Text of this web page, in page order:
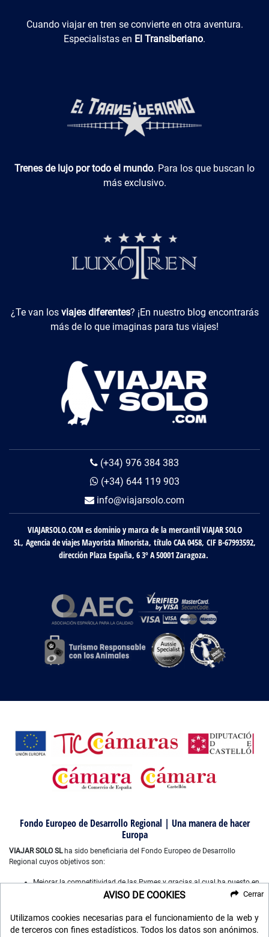
El Transiberiano
Cuando viajar en tren se convierte en otra aventura.
Especialistas en El Transiberiano.
Luxotren
Trenes de lujo por todo el mundo. Para los que buscan lo
más exclusivo.
Viajes Diferentes
¿Te van los viajes diferentes? ¡En nuestro blog encontrarás
más de lo que imaginas para tus viajes!
(+34) 976 384 383
(+34) 644 119 903
info@viajarsolo.com
VIAJARSOLO.COM es dominio y marca de la mercantil VIAJAR SOLO
SL, Agencia de viajes Mayorista Minorista, título CAA 0458, CIF B-67993592,
dirección Plaza España, 6 3º A 50001 Zaragoza.
Fondo Europeo de Desarrollo Regional | Una manera de hacer
Europa
VIAJAR SOLO SLha sido beneficiaria del Fondo Europeo de Desarrollo
Regional cuyos objetivos son:
Mejorar la competitividad de las Pymes y gracias al cual ha puesto en
marcha un Plan de Marketing Digital Internacional, con el objetivo de
año 2022-2023. Para ello ha contado con el apoyo del Programa
XPANDE DIGITAL de la Cámara de Comercio de Castellón”.
AVISO DE COOKIES
Utilizamos cookies necesarias para el funcionamiento de la web y
de terceros con fines estadísticos. Todos los datos son anónimos.
Cerrar